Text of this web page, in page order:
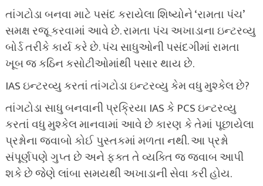
તાંગટોડા બનવા માટે પસંદ કરાયેલા શિષ્યોને ‘રામતા પંચ’
સમક્ષ રજૂ કરવામાં આવે છે. રામતા પંચ અખાડાના ઇન્ટરવ્યુ
બોર્ડ તરીકે કાર્ય કરે છે. પંચ સાધુઓની પસંદગીમાં રામતા
ખૂબ જ કઠિન કસોટીઓમાંથી પસાર થાય છે.
IAS ઇન્ટરવ્યુ કરતાં તાંગટોડા ઇન્ટરવ્યુ કેમ વધુ મુશ્કેલ છે?
તાંગટોડા સાધુ બનવાની પ્રક્રિયા IAS કે PCS ઇન્ટરવ્યુ
કરતાં વધુ મુશ્કેલ માનવામાં આવે છે કારણ કે તેમાં પૂછાયેલા
પ્રશ્નોના જવાબો કોઈ પુસ્તકમાં મળતા નથી. આ પ્રશ્નો
સંપૂર્ણપણે ગુપ્ત છે અને ફક્ત તે વ્યક્તિ જ જવાબ આપી
શકે છે જેણે લાંબા સમયથી અખાડાની સેવા કરી હોય.